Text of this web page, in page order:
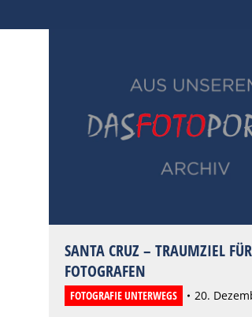
SANTA CRUZ – TRAUMZIEL FÜR
FOTOGRAFEN
FOTOGRAFIE UNTERWEGS 20.